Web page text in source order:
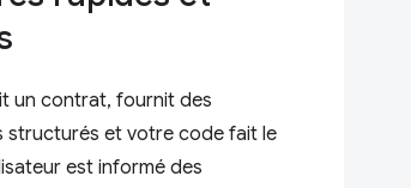
un contrat, fournit des
structurés et votre code fait le
est informé des